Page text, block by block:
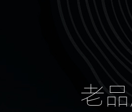
老